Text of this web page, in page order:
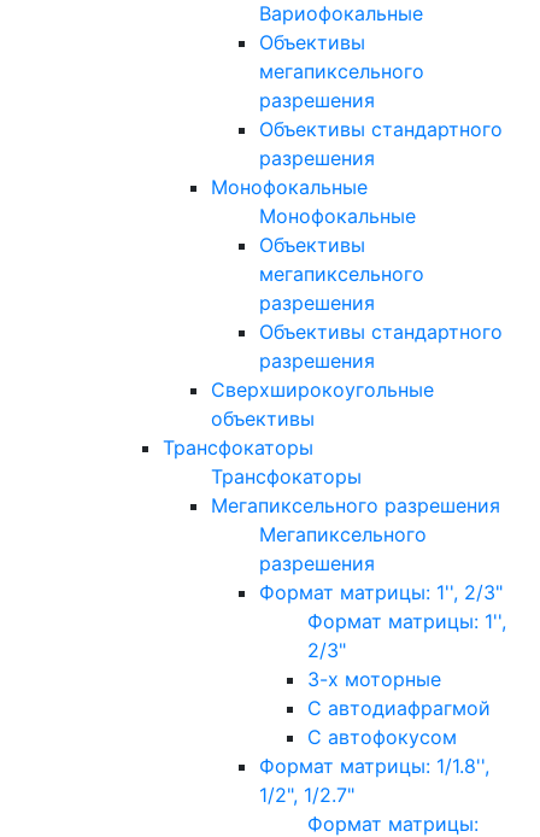
Вариофокальные
Объективы
мегапиксельного
разрешения
Объективы стандартного
разрешения
Монофокальные
Монофокальные
Объективы
мегапиксельного
разрешения
Объективы стандартного
разрешения
Сверхширокоугольные
объективы
Трансфокаторы
Трансфокаторы
Мегапиксельного разрешения
Мегапиксельного
разрешения
Формат матрицы: 1'', 2/3"
Формат матрицы: 1'',
2/3"
3-х моторные
С автодиафрагмой
С автофокусом
Формат матрицы: 1/1.8'',
1/2", 1/2.7"
Формат матрицы: